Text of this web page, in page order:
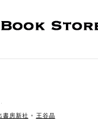
ˑ
書房新社 • 王谷晶